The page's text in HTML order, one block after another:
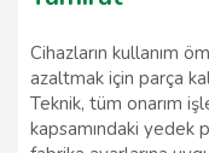
Cihazların kullanım
azaltmak için parça
Teknik, tüm onarım
kapsamındaki yedek